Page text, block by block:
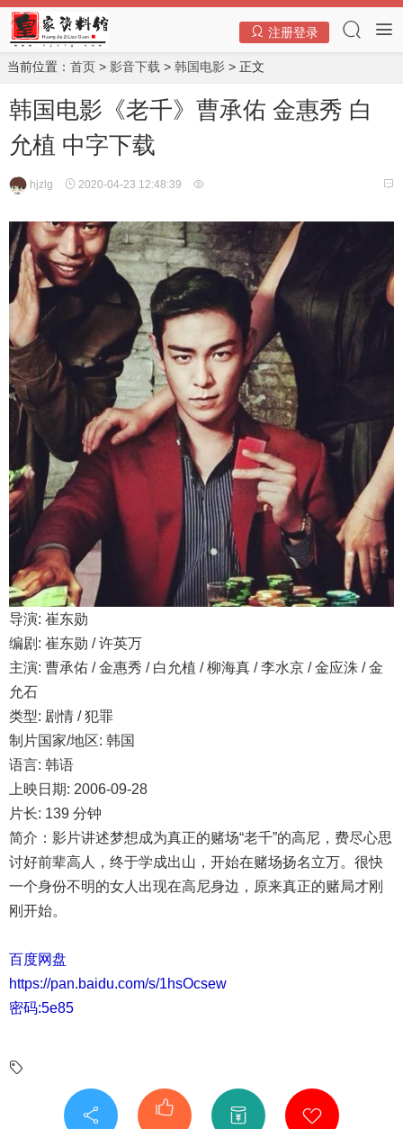
注册登录
当前位置： 首页 > 影音下载 > 韩国电影 > 正文
韩国电影《老千》曹承佑 金惠秀 白
允植 中字下载
hjzlg 2020-04-23 12:48:39
导演: 崔东勋
编剧: 崔东勋 / 许英万
主演: 曹承佑 / 金惠秀 / 白允植 / 柳海真 / 李水京 / 金应洙 / 金
允石
类型: 剧情 / 犯罪
制片国家/地区: 韩国
语言: 韩语
上映日期: 2006-09-28
片长: 139 分钟
简介：影片讲述梦想成为真正的赌场“老千”的高尼，费尽心思
讨好前辈高人，终于学成出山，开始在赌场扬名立万。很快
一个身份不明的女人出现在高尼身边，原来真正的赌局才刚
刚开始。
百度网盘
https://pan.baidu.com/s/1hsOcsew
密码:5e85